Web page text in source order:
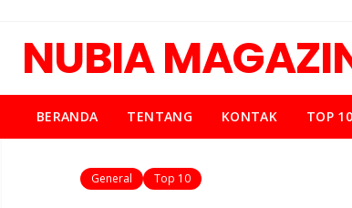
NUBIA
BERANDA TENTANG KONTAK TOP 10
General Top 10